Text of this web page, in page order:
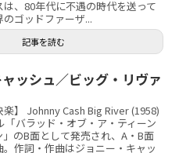
は、80年代に不遇の時代を送って
ゴッドファーザ...
記事を読む
ッシュ／ビッグ・リヴァ
楽】 Johnny Cash Big River (1958)
「バラッド・オブ・ア・ティーン
のB面として発売され、A・B面
作詞・作曲はジョニー・キャッ